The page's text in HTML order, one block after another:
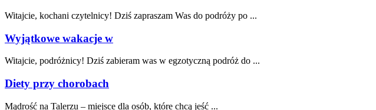
Witajcie, kochani czytelnicy! Dziś zapraszam Was ​do ​podróży⁤ po ...
Wyjątkowe wakacje w
Witajcie, podróżnicy!‍ Dziś​ zabieram was w egzotyczną podróż do ...
Diety przy chorobach
Mądrość na Talerzu – miejsce dla osób, które chcą jeść ...